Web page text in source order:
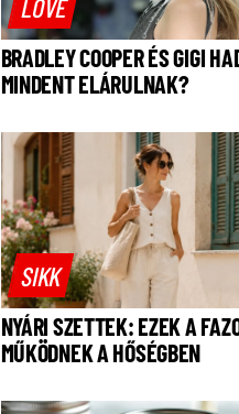
BRADLEY COOPER ÉS GIGI
MINDENT ELÁRULNAK?
SIKK
NYÁRI SZETTEK: EZEK A
MŰKÖDNEK A HŐSÉGBEN